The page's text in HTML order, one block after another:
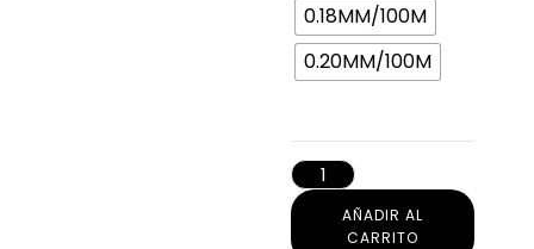
0.18MM/100M
0.20MM/100M
AÑADIR AL
CARRITO